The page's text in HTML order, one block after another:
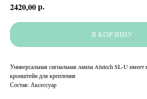
2420,00р.
В КОРЗИНУ
Универсальная сигнальная лампа Alutech SL-U имеет
кронштейн для крепления
Состав: Аксессуар